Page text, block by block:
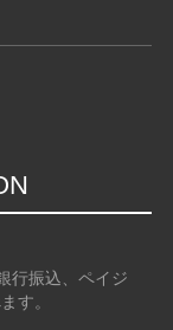
行振込、ペイジ
す。